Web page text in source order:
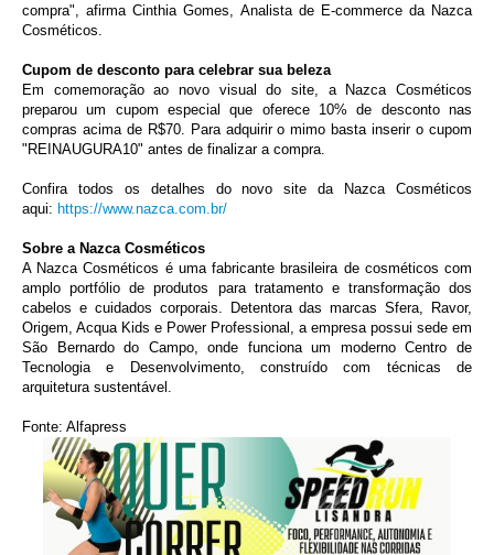
compra", afirma Cinthia Gomes, Analista de E-commerce da Nazca
Cosméticos.
Cupom de desconto para celebrar sua beleza
Em comemoração ao novo visual do site, a Nazca Cosméticos
preparou um cupom especial que oferece 10% de desconto nas
compras acima de R$70. Para adquirir o mimo basta inserir o cupom
"REINAUGURA10" antes de finalizar a compra.
Confira todos os detalhes do novo site da Nazca Cosméticos
aqui: https://www.nazca.com.br/
Sobre a Nazca Cosméticos
A Nazca Cosméticos é uma fabricante brasileira de cosméticos com
amplo portfólio de produtos para tratamento e transformação dos
cabelos e cuidados corporais. Detentora das marcas Sfera, Ravor,
Origem, Acqua Kids e Power Professional, a empresa possui sede em
São Bernardo do Campo, onde funciona um moderno Centro de
Tecnologia e Desenvolvimento, construído com técnicas de
arquitetura sustentável.
Fonte: Alfapress